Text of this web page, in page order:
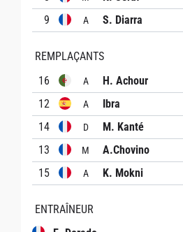
9
A S. Diarra
REMPLAÇANTS
16
A H. Achour
12 A Ibra
14 D M. Kanté
13 M A.Chovino
15 A K. Mokni
ENTRAÎNEUR